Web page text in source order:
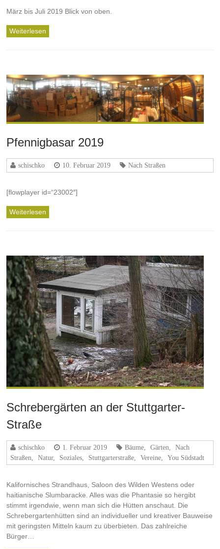
März bis Juli 2019 Blick von oben.
Weiterlesen
Pfennigbasar 2019
schischko 10. Februar 2019 Nach Straßen
[flowplayer id=“23002″]
Weiterlesen
Schrebergärten an der Stuttgarter-
Straße
schischko 1. Februar 2019 Bäume Gärten
Nach
Straßen
Natur, Soziales Stuttgarterstraße Vereine You Südstadt
Kalifornisches Strandhaus, Saloon des Wilden Westens oder
haitianische Slumbaracke. Alles was die Phantasie so hergibt
stimmt irgendwie, wenn man sich die Hütten anschaut. Die
Schrebergartenhütten sind an individueller und kreativer Bauweise
mit geringsten Mitteln kaum zu überbieten. Das zahlreiche
Bürger…